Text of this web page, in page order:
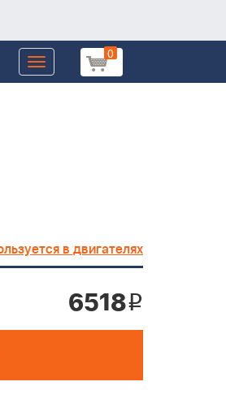
0
Toggle
navigation
в двигателях
6518i